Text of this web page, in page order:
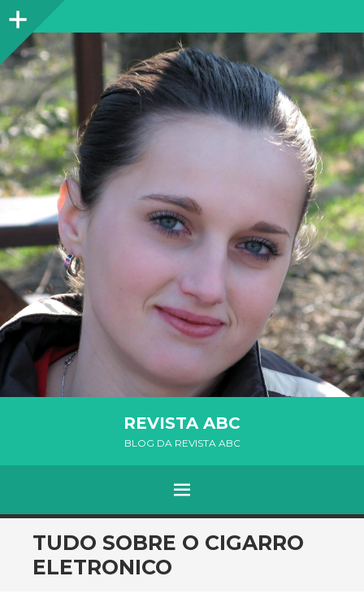
Sidebar
REVISTA ABC
BLOG DA REVISTA ABC
SKIP TO CONTENT
TUDO SOBRE O CIGARRO
ELETRONICO